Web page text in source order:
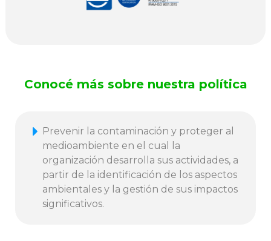
Conocé más sobre nuestra política
Prevenir la contaminación y proteger al
medioambiente en el cual la
organización desarrolla sus actividades, a
partir de la identificación de los aspectos
ambientales y la gestión de sus impactos
significativos.